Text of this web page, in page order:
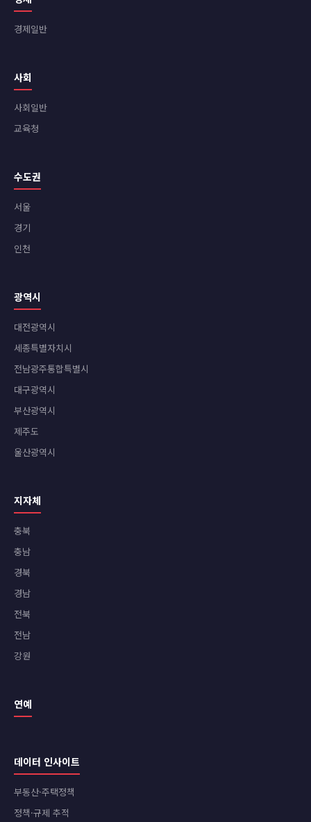
경제일반
사회
사회일반
교육청
수도권
서울
경기
인천
광역시
대전광역시
세종특별자치시
전남광주통합특별시
대구광역시
부산광역시
제주도
울산광역시
지자체
충북
충남
경북
경남
전북
전남
강원
연예
데이터 인사이트
부동산·주택정책
정책·규제 추적